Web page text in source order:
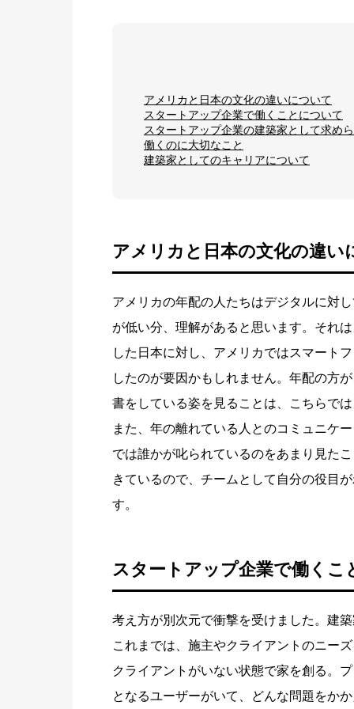
アメリカと日本の文化の違いについて
スタートアップ企業で働くことについて
スタートアップ企業の建築家として求め
働くのに大切なこと
建築家としてのキャリアについて
アメリカと日本の文化の違い
アメリカの年配の人たちはデジタルに対
が低い分、理解があると思います。それ
した日本に対し、アメリカではスマート
したのが要因かもしれません。年配の方
書をしている姿を見ることは、こちらで
また、年の離れている人とのコミュニケ
では誰かが叱られているのをあまり見た
きているので、チームとして自分の役目
す。
スタートアップ企業で働くこ
考え方が別次元で衝撃を受けました。建
これまでは、施主やクライアントのニー
クライアントがいない状態で家を創る。
となるユーザーがいて、どんな問題をか